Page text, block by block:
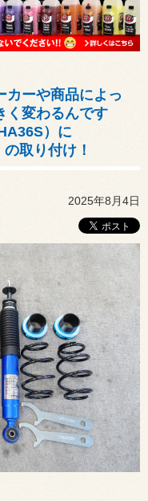
カーや商品によっ
く変わるんです
）に
取り付け！
2025年8月4日